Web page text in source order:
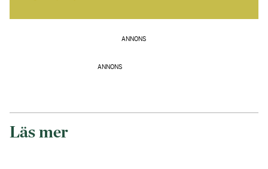
ANNONS
ANNONS
Läs mer